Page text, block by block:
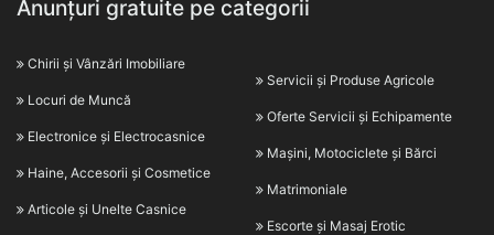
Anunțuri gratuite pe categorii
Chirii și Vânzări Imobiliare
Locuri de Muncă
Electronice și Electrocasnice
Haine, Accesorii și Cosmetice
Articole și Unelte Casnice
Servicii și Produse Agricole
Oferte Servicii și Echipamente
Mașini, Motociclete și Bărci
Matrimoniale
Escorte și Masaj Erotic